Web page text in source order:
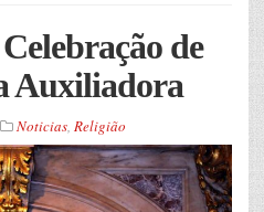
de
Auxiliadora
Noticias, Religião